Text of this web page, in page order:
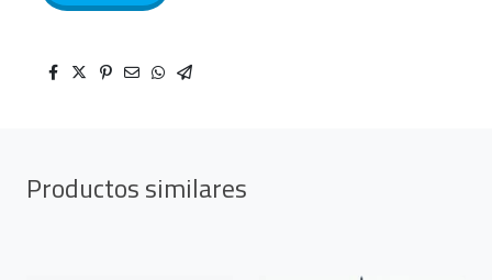
Productos similares